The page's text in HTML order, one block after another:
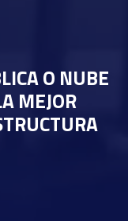
O NUBE
MEJOR